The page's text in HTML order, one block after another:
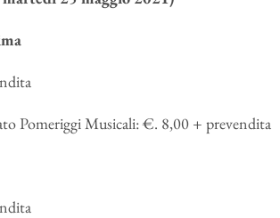
Pomeriggi Musicali: €. 8,00 + prevendita